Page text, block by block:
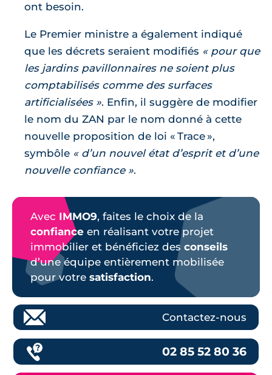
ont besoin.
Le Premier ministre a également indiqué
que les décrets seraient modifiés
pour que
les jardins pavillonnaires ne soient plus
comptabilisés comme des surfaces
artificialisées
. Enfin, il suggère de modifier
le nom du ZAN par le nom donné à cette
nouvelle proposition de loi « Trace »,
symbôle
d’un nouvel état d’esprit et d’une
nouvelle confiance
.
Avec IMMO9, faites le choix de la
confiance en réalisant votre projet
immobilier et bénéficiez des conseils
d’une équipe entièrement mobilisée
pour votre satisfaction.
Contactez-nous
02 85 52 80 36